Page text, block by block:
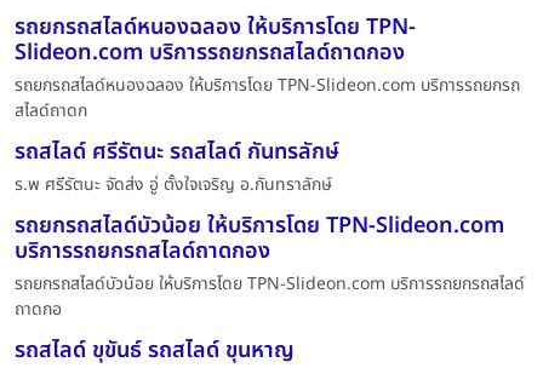
รถยกรถสไลด์หนองฉลอง ให้บริการโดย TPN-
Slideon.com บริการรถยกรถสไลด์ถาดกอง
รถยกรถสไลด์หนองฉลอง ให้บริการโดย TPN-Slideon.com บริการรถยกรถ
สไลด์ถาดก
รถสไลด์ ศรีรัตนะ รถสไลด์ กันทรลักษ์
ร.พ ศรีรัตนะ จัดส่ง อู่ ตั้งใจเจริญ อ.กันทราลักษ์
รถยกรถสไลด์บัวน้อย ให้บริการโดย TPN-Slideon.com
บริการรถยกรถสไลด์ถาดกอง
รถยกรถสไลด์บัวน้อย ให้บริการโดย TPN-Slideon.com บริการรถยกรถสไลด์
ถาดกอ
รถสไลด์ ขุขันธ์ รถสไลด์ ขุนหาญ